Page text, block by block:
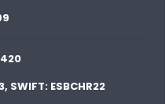
SWIFT: ESBCHR22